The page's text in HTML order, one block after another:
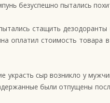
безуспешно пытались
стащить
оплатил стоимость
украсть сыр возникло у
были отпущены